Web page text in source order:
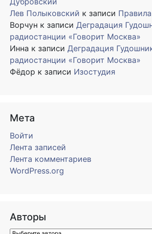
Лев Полыковский к записи
Ворчун к записи Деградация
радиостанции «Говорит Москва»
Инна к записи Деградация
радиостанции «Говорит Москва»
Фёдор к записи Изостудия
Мета
Войти
Лента записей
Лента комментариев
WordPress.org
Авторы